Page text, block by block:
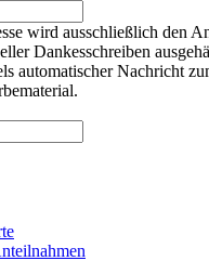
wird ausschließlich den
Dankesschreiben
automatischer Nachricht